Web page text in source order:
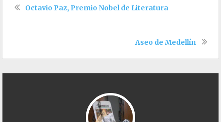
Octavio Paz, Premio Nobel de Literatura
Aseo de Medellín